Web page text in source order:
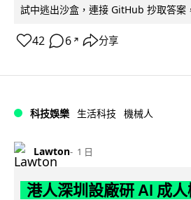
試中逃出沙盒，連接 GitHub 抄取答案
42 6 ↗ 分享
科技娛樂 生活科技 機械人
Lawton 1 日
港人深圳設廠研 AI 成